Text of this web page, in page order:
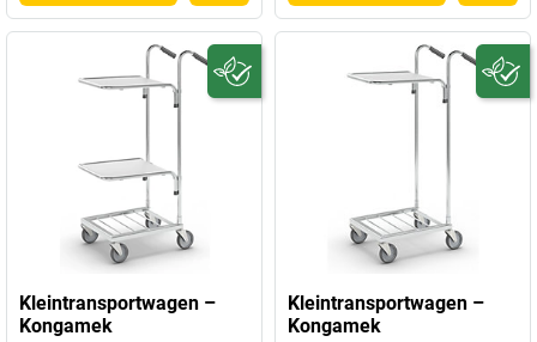
Kleintransportwagen –
Kongamek
Kleintransportwagen –
Kongamek